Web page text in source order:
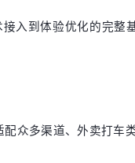
入到体验优化的完整
众多渠道、外卖打车